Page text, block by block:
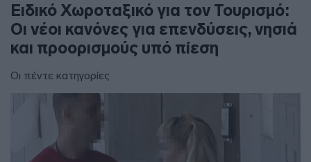
Ειδικό Χωροταξικό για τον Τουρισμό:
Οι νέοι κανόνες για επενδύσεις, νησιά
και προορισμούς υπό πίεση
Οι πέντε κατηγορίες